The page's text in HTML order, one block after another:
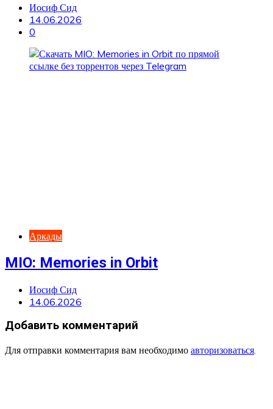
Иосиф Сид
14.06.2026
0
Аркады
MIO: Memories in Orbit
Иосиф Сид
14.06.2026
Добавить комментарий
Для отправки комментария вам необходимо авторизоваться.